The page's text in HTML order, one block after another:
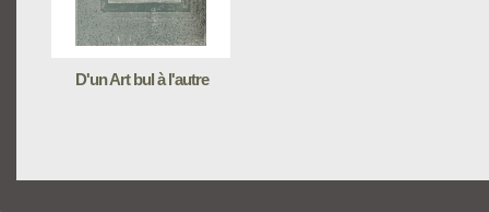
D'un Art bul à l'autre